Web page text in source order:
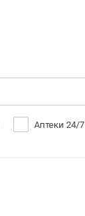
Аптеки 24/7